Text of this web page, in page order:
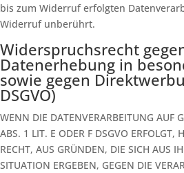
bis zum Widerruf erfolgten
Widerruf unberührt.
Widerspruchsrecht
Datenerhebung in
sowie gegen
DSGVO)
WENN DIE DATENVERARBEITUNG AUF
ABS. 1 LIT. E ODER F DSGVO ERFOLGT,
RECHT, AUS GRÜNDEN, DIE SICH AUS
SITUATION ERGEBEN, GEGEN DIE